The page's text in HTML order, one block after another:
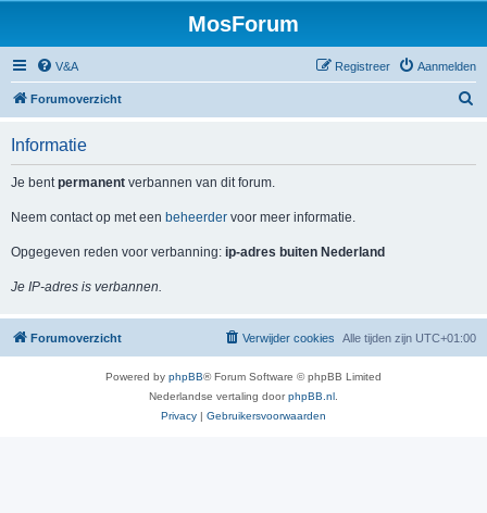
MosForum
V&A Aanmelden
Registreer
Forumoverzicht
Informatie
Je bentpermanent verbannen van dit forum.
Neem contact op met een beheerder voor meer informatie.
Opgegeven reden voor verbanning: ip-adres buiten Nederland
Je IP-adres is verbannen.
Forumoverzicht Alle tijden zijn UTC+01:00
Verwijder cookies
Powered by phpBB® Forum Software © phpBB Limited
Nederlandse vertaling doorphpBB.nl
Privacy | Gebruikersvoorwaarden